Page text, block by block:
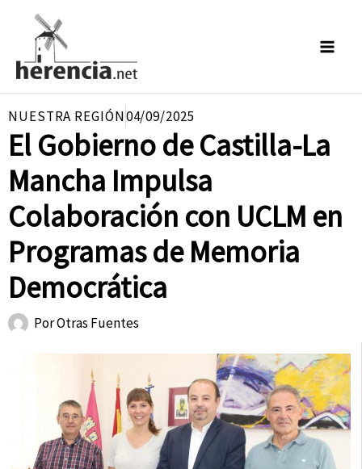
contenido
NUESTRA REGIÓN04/09/2025
El Gobierno de Castilla-La
Mancha Impulsa
Colaboración con UCLM en
Programas de Memoria
Democrática
PorOtras Fuentes